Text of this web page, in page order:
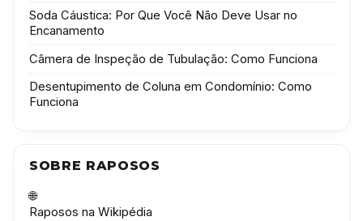
Soda Cáustica: Por Que Você Não Deve Usar no
Encanamento
Câmera de Inspeção de Tubulação: Como Funciona
Desentupimento de Coluna em Condomínio: Como
Funciona
SOBRE RAPOSOS
🌐
Raposos na Wikipédia